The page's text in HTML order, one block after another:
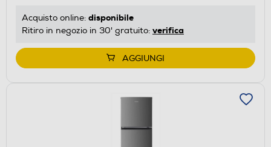
Acquisto online: disponibile
Ritiro in negozio in 30' gratuito: verifica
AGGIUNGI